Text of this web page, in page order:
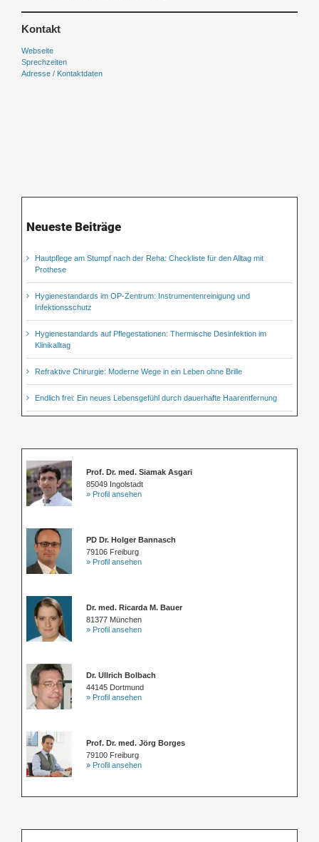
Kontakt
Webseite
Sprechzeiten
Adresse / Kontaktdaten
Neueste Beiträge
Hautpflege am Stumpf nach der Reha: Checkliste für den Alltag mit
Prothese
Hygienestandards im OP-Zentrum: Instrumentenreinigung und
Infektionsschutz
Hygienestandards auf Pflegestationen: Thermische Desinfektion im
Klinikalltag
Refraktive Chirurgie: Moderne Wege in ein Leben ohne Brille
Endlich frei: Ein neues Lebensgefühl durch dauerhafte Haarentfernung
Prof. Dr. med. Siamak Asgari
85049 Ingolstadt
» Profil ansehen
PD Dr. Holger Bannasch
79106 Freiburg
» Profil ansehen
Dr. med. Ricarda M. Bauer
81377 München
» Profil ansehen
Dr. Ullrich Bolbach
44145 Dortmund
» Profil ansehen
Prof. Dr. med. Jörg Borges
79100 Freiburg
» Profil ansehen